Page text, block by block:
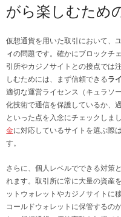
がら楽しむため
仮想通貨を用いた取引において、
ィの問題です。確かにブロックチ
引所やカジノサイトとの接点では
しむためには、まず信頼できるラ
適切な運営ライセンス（キュラソ
化技術で通信を保護しているか、
といった点を入念にチェックしま
金に対応しているサイトを選ぶ際
す。
さらに、個人レベルでできる対策と
れます。取引所に常に大量の資産
ットウォレットやカジノサイトに
コールドウォレットに保管するの